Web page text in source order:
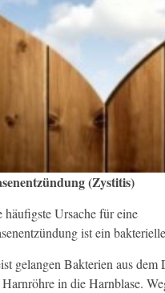
(Zystitis)
häufigste Ursache für eine
ist ein
gelangen Bakterien aus dem
in die Harnblase.